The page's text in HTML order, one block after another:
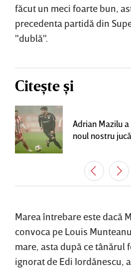
făcut un meci foarte bun,
precedenta partidă din
"dublă".
Citește și
Adrian Mazilu
noul nostru
Marea întrebare este dacă
convoca pe Louis
mare, asta după ce tânărul
ignorat de Edi Iordănescu,